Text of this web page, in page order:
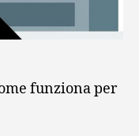
funziona per